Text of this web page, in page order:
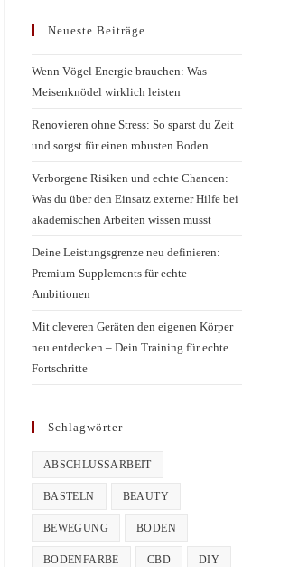
Neueste Beiträge
Wenn Vögel Energie brauchen: Was
Meisenknödel wirklich leisten
Renovieren ohne Stress: So sparst du Zeit
und sorgst für einen robusten Boden
Verborgene Risiken und echte Chancen:
Was du über den Einsatz externer Hilfe bei
akademischen Arbeiten wissen musst
Deine Leistungsgrenze neu definieren:
Premium-Supplements für echte
Ambitionen
Mit cleveren Geräten den eigenen Körper
neu entdecken – Dein Training für echte
Fortschritte
Schlagwörter
ABSCHLUSSARBEIT
BASTELN BEAUTY
BEWEGUNG BODEN
BODENFARBE CBD DIY